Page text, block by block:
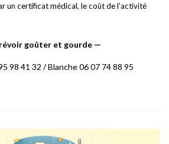
un certificat médical, le coût de l’activité
révoir goûter et gourde —
98 41 32 /Blanche 06 07 74 88 95